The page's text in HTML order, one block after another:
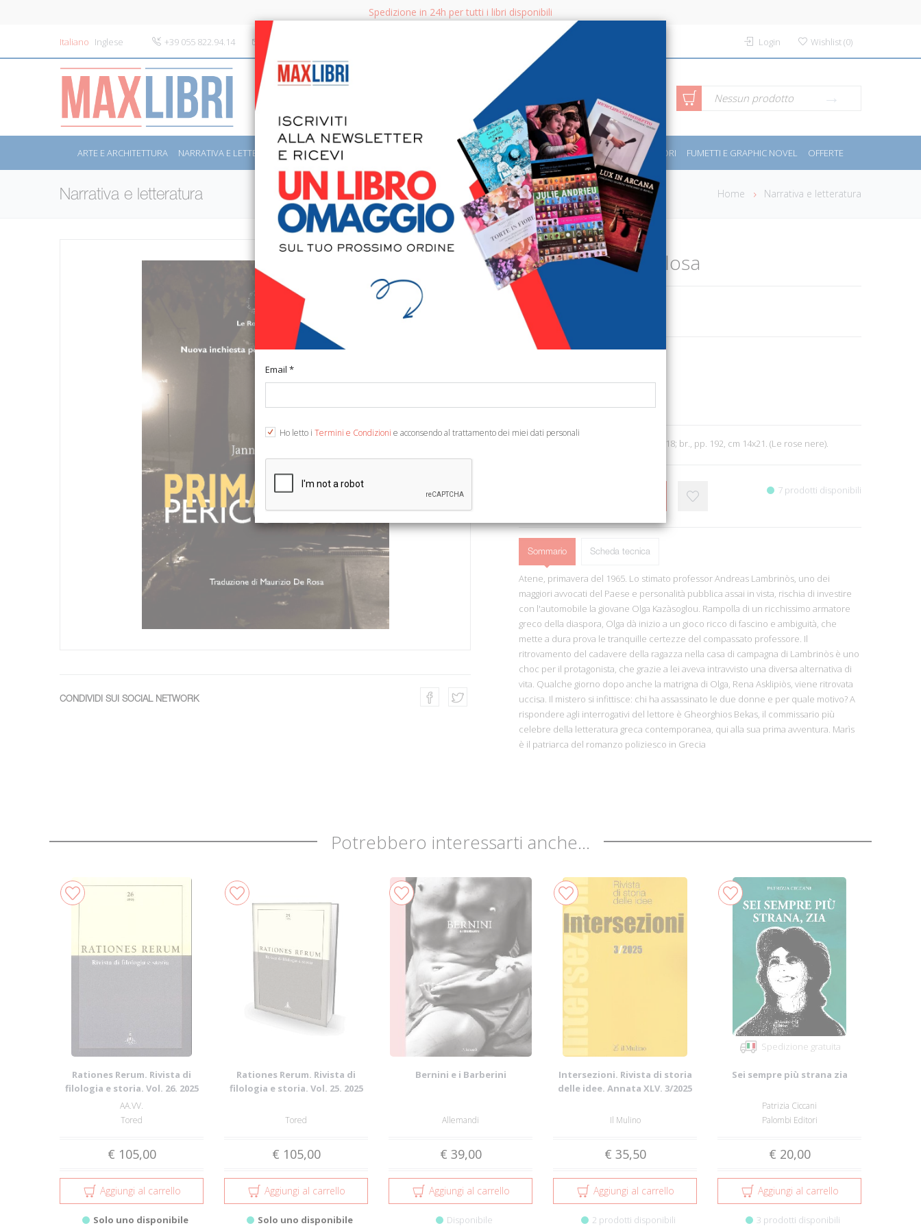
Spedizione in 24h per tutti i libri disponibili
Italiano Inglese +39 055 822.94.14 info@maxlibri.it Login Wishlist(0)
CERCA Ricerca avanzata Nessun prodotto
ARTE E ARCHITETTURA NARRATIVA E LETTERATURA SAGGISTICA LIBRI PER BAMBINI E RAGAZZI MANUALI - GUIDE - CORSI SPORT E MOTORI FUMETTI E GRAPHIC NOVEL OFFERTE
Narrativa e letteratura Home Narrativa e letteratura
CONDIVIDI SUI SOCIAL NETWORK
Primavera pericolosa
€ 15,00
Ean13: 9786185329044
Traduzione di M. De Rosa. Atene, 2018; br., pp. 192, cm 14x21. (Le rose nere).
7 prodotti disponibili
Sommario Scheda tecnica
Atene, primavera del 1965. Lo stimato professor Andreas Lambrinòs, uno dei
maggiori avvocati del Paese e personalità pubblica assai in vista, rischia di investire
con l'automobile la giovane Olga Kazàsoglou. Rampolla di un ricchissimo armatore
greco della diaspora, Olga dà inizio a un gioco ricco di fascino e ambiguità, che
mette a dura prova le tranquille certezze del compassato professore. Il
ritrovamento del cadavere della ragazza nella casa di campagna di Lambrinòs è uno
choc per il protagonista, che grazie a lei aveva intravvisto una diversa alternativa di
vita. Qualche giorno dopo anche la matrigna di Olga, Rena Asklipiòs, viene ritrovata
uccisa. Il mistero si infittisce: chi ha assassinato le due donne e per quale motivo? A
rispondere agli interrogativi del lettore è Gheorghios Bekas, il commissario più
celebre della letteratura greca contemporanea, qui alla sua prima avventura. Marìs
è il patriarca del romanzo poliziesco in Grecia
Potrebbero interessarti anche...
Rationes Rerum. Rivista di
filologia e storia. Vol. 26. 2025
AA.VV.
Tored
€ 105,00
Aggiungi al carrello
Solo uno disponibile
Rationes Rerum. Rivista di
filologia e storia. Vol. 25. 2025
Tored
€ 105,00
Aggiungi al carrello
Solo uno disponibile
Bernini e i Barberini
Allemandi
€ 39,00
Aggiungi al carrello
Disponibile
Intersezioni. Rivista di storia
delle idee. Annata XLV. 3/2025
Il Mulino
€ 35,50
Aggiungi al carrello
2 prodotti disponibili
Spedizione gratuita
Sei sempre più strana zia
Patrizia Ciccani
Palombi Editori
€ 20,00
Aggiungi al carrello
3 prodotti disponibili
Email *
Ho letto i Termini e Condizioni e acconsendo al trattamento dei miei dati personali